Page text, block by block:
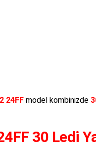
24FFmodel kombinizde
30 Ledi